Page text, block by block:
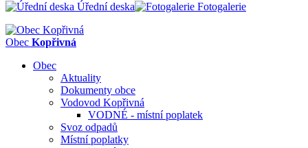
Úřední deska
Fotogalerie
Obec Kopřivná
Obec
Aktuality
Dokumenty obce
Vodovod Kopřivná
VODNÉ - místní poplatek
Svoz odpadů
Místní poplatky